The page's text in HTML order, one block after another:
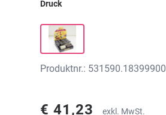
Druck
Produktnr.: 531590.18399900
€ 41,23 exkl. MwSt.